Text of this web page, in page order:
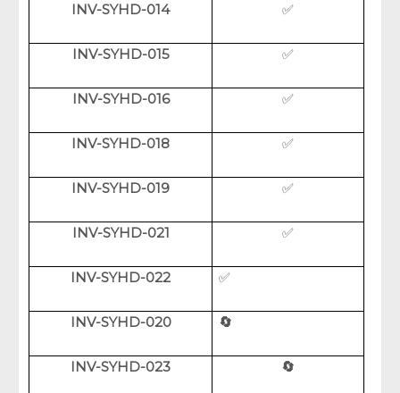
INV-SYHD-014 ✅
INV-SYHD-015 ✅
INV-SYHD-016 ✅
INV-SYHD-018 ✅
INV-SYHD-019 ✅
INV-SYHD-021 ✅
INV-SYHD-022 ✅
INV-SYHD-020 🔄
INV-SYHD-023 🔄